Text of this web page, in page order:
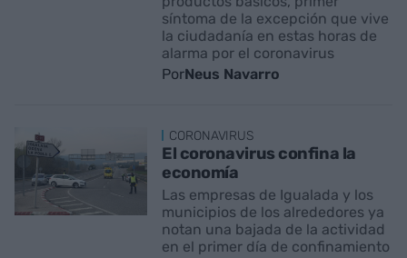
síntoma de la excepción que vive
la ciudadanía en estas horas de
alarma por el coronavirus
PorNeus Navarro
CORONAVIRUS
El coronavirus confina la
economía
Las empresas de Igualada y los
municipios de los alrededores ya
notan una bajada de la actividad
en el primer día de confinamiento